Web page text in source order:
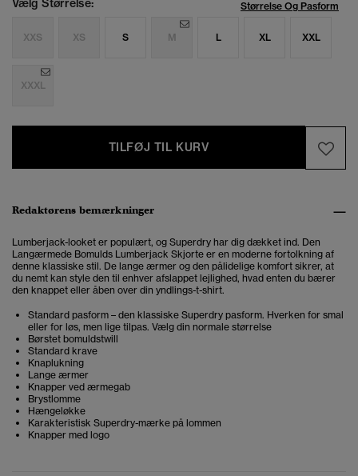
Vælg Størrelse: Størrelse Og Pasform
XXS XS S M L XL XXL
XXXL
TILFØJ TIL KURV
Redaktørens bemærkninger
Lumberjack-looket er populært, og Superdry har dig dækket ind. Den
Langærmede Bomulds Lumberjack Skjorte er en moderne fortolkning af
denne klassiske stil. De lange ærmer og den pålidelige komfort sikrer, at
du nemt kan style den til enhver afslappet lejlighed, hvad enten du bærer
den knappet eller åben over din yndlings-t-shirt.
Standard pasform – den klassiske Superdry pasform. Hverken for smal
eller for løs, men lige tilpas. Vælg din normale størrelse
Børstet bomuldstwill
Standard krave
Knaplukning
Lange ærmer
Knapper ved ærmegab
Brystlomme
Hængeløkke
Karakteristisk Superdry-mærke på lommen
Knapper med logo